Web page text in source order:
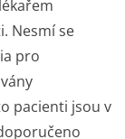
Nesmí se
pro
pacienti jsou v